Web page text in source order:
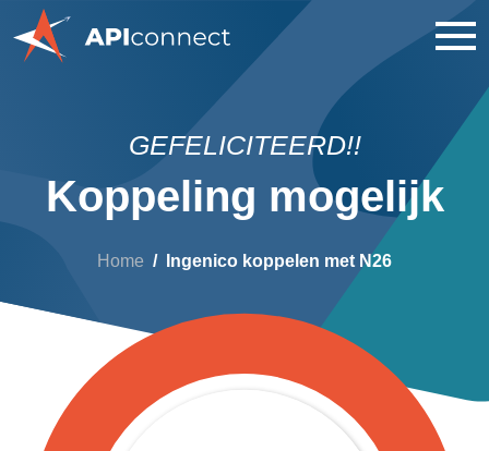
GEFELICITEERD!!
Koppeling mogelijk
Home Ingenico koppelen met N26